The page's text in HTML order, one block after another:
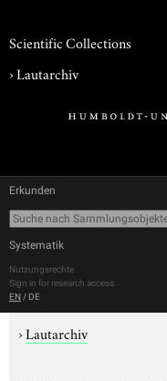
Scientific Collections
›Lautarchiv
Erkunden
Systematik
Nutzungsrechte
Sign in for research access
EN / DE
›Lautarchiv